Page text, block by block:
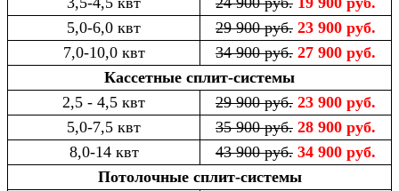
5,0-6,0 квт
29 900 руб. 23 900 руб.
7,0-10,0 квт
34 900 руб. 27 900 руб.
Кассетные сплит-системы
2,5 - 4,5 квт
29 900 руб. 23 900 руб.
5,0-7,5 квт
35 900 руб. 28 900 руб.
8,0-14 квт
43 900 руб. 34 900 руб.
Потолочные сплит-системы